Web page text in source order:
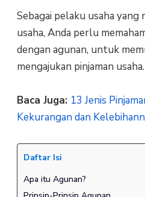
Sebagai pelaku usaha yang
usaha, Anda perlu
dengan agunan, untuk
mengajukan pinjaman usaha.
Baca Juga: 13 Jenis
Kekurangan dan
Daftar Isi
Apa itu Agunan?